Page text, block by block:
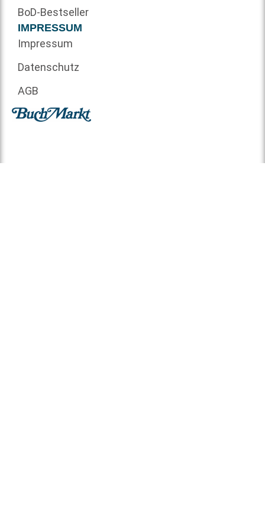
BoD-Bestseller
IMPRESSUM
Impressum
Datenschutz
AGB